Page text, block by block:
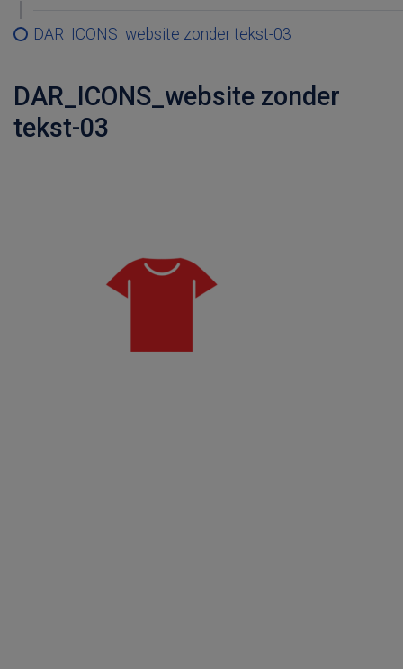
DAR_ICONS_website zonder tekst-03
DAR_ICONS_website zonder
tekst-03